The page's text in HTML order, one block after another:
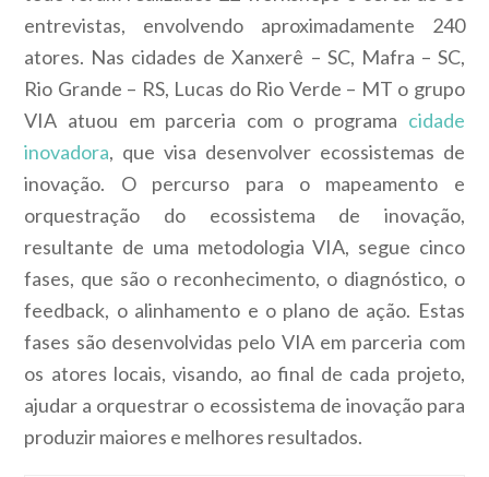
entrevistas, envolvendo aproximadamente 240
atores. Nas cidades de Xanxerê – SC, Mafra – SC,
Rio Grande – RS, Lucas do Rio Verde – MT o grupo
VIA atuou em parceria com o programa cidade
inovadora, que visa desenvolver ecossistemas de
inovação. O percurso para o mapeamento e
orquestração do ecossistema de inovação,
resultante de uma metodologia VIA, segue cinco
fases, que são o reconhecimento, o diagnóstico, o
feedback, o alinhamento e o plano de ação. Estas
fases são desenvolvidas pelo VIA em parceria com
os atores locais, visando, ao final de cada projeto,
ajudar a orquestrar o ecossistema de inovação para
produzir maiores e melhores resultados.